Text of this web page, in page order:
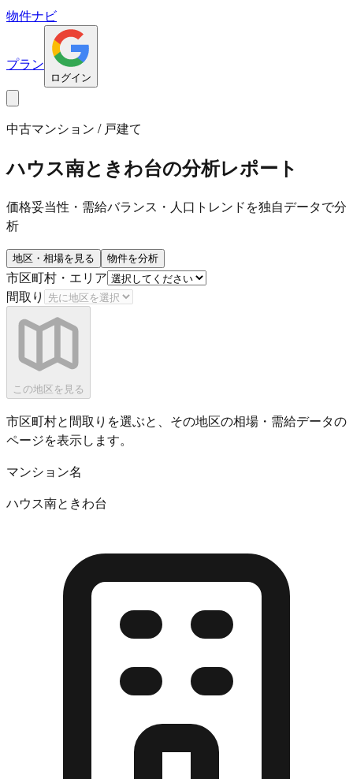
物件ナビ
プラン
ログイン
中古マンション / 戸建て
ハウス南ときわ台の分析レポート
価格妥当性・需給バランス・人口トレンドを独自データで分
析
地区・相場を見る 物件を分析
市区町村・エリア
間取り
この地区を見る
市区町村と間取りを選ぶと、その地区の相場・需給データの
ページを表示します。
マンション名
ハウス南ときわ台